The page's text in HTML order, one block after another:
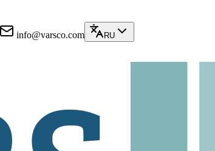
info@varsco.com RU